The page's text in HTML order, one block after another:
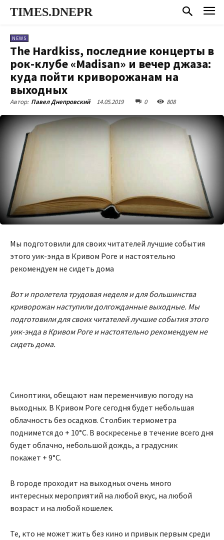
TIMES.DNEPR
NEWS
The Hardkiss, последние концерты в
рок-клубе «Madisan» и вечер джаза:
куда пойти криворожанам на
выходных
Автор: Павел Днепровский 14.05.2019 0 808
Мы подготовили для своих читателей лучшие события
этого уик-энда в Кривом Роге и настоятельно
рекомендуем не сидеть дома
Вот и пролетела трудовая неделя и для большинства
криворожан наступили долгожданные выходные. Мы
подготовили для своих читателей лучшие события этого
уик-энда в Кривом Роге и настоятельно рекомендуем не
сидеть дома.
Синоптики, обещают нам переменчивую погоду на
выходных. В Кривом Роге сегодня будет небольшая
облачность без осадков. Столбик термометра
поднимется до + 10°С. В воскресенье в течение всего дня
будет облачно, небольшой дождь, а градусник
покажет + 9°С.
В городе проходит на выходных очень много
интересных мероприятий на любой вкус, на любой
возраст и на любой кошелек.
Те, кто не может жить без кино и привык первым среди